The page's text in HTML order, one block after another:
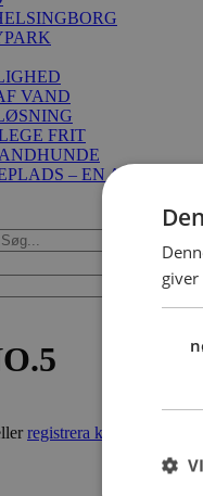
VAND
FRIT
– EN
registrera konto